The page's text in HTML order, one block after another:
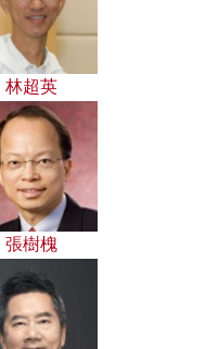
林超英
張樹槐